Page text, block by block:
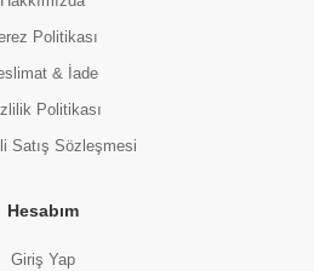
Politikası
& İade
Politikası
Satış Sözleşmesi
Hesabım
Giriş Yap